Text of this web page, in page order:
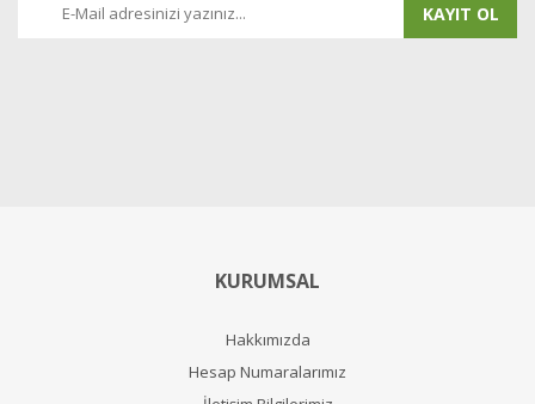
KAYIT OL
KURUMSAL
Hakkımızda
Hesap Numaralarımız